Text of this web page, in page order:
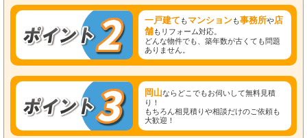
一戸建て もマンションも事務所や店
舗もリフォーム対応。
どんな物件でも、築年数が古くても問題
ありません。
岡山ならどこでもお伺いして無料見積
り！
もちろん相見積りや相談だけのご依頼も
大歓迎！